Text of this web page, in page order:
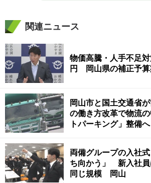
関連ニュース
物価高騰・人手不足
円 岡山県の補正予算
岡山市と国土交通省
の働き方改革で物流
トパーキング」整備へ
両備グループの入社
ち向かう」 新入社
同じ規模 岡山